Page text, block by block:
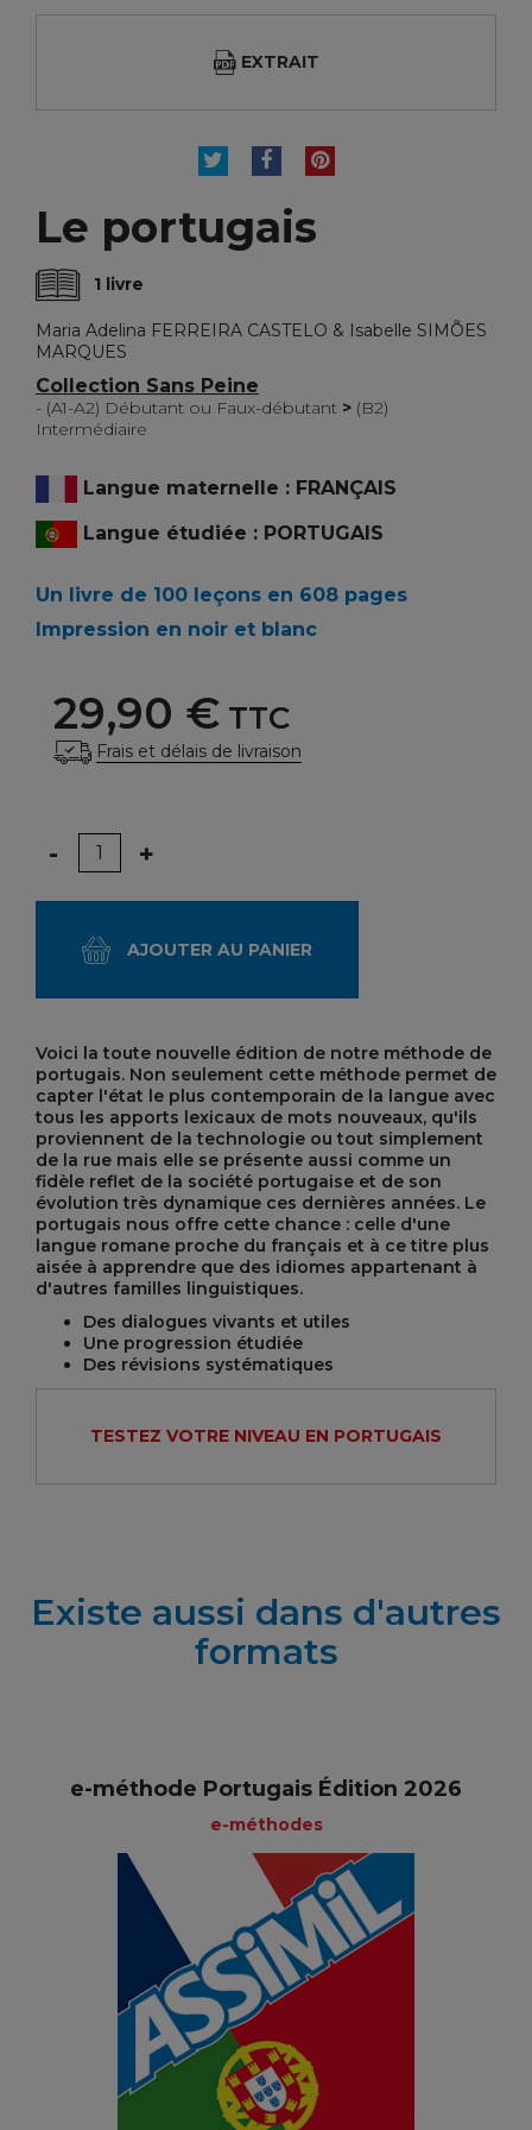
EXTRAIT
TWEETPARTAGERPINTEREST
Le portugais
1 livre
Maria Adelina FERREIRA CASTELO & Isabelle SIMÕES
MARQUES
Collection Sans Peine
- (A1-A2) Débutant ou Faux-débutant > (B2)
Intermédiaire
Langue maternelle : FRANÇAIS
Langue étudiée : PORTUGAIS
Un livre de 100 leçons en 608 pages
Impression en noir et blanc
29,90 € TTC
Frais et délais de livraison
Quantité
- +
AJOUTER AU PANIER
Voici la toute nouvelle édition de notre méthode de
portugais. Non seulement cette méthode permet de
capter l'état le plus contemporain de la langue avec
tous les apports lexicaux de mots nouveaux, qu'ils
proviennent de la technologie ou tout simplement
de la rue mais elle se présente aussi comme un
fidèle reflet de la société portugaise et de son
évolution très dynamique ces dernières années. Le
portugais nous offre cette chance : celle d'une
langue romane proche du français et à ce titre plus
aisée à apprendre que des idiomes appartenant à
d'autres familles linguistiques.
Des dialogues vivants et utiles
Une progression étudiée
Des révisions systématiques
TESTEZ VOTRE NIVEAU EN PORTUGAIS
Existe aussi dans d'autres
formats
e-méthode Portugais Édition 2026
e-méthodes